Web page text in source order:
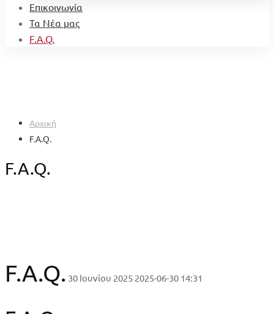
Επικοινωνία
Τα Νέα μας
F.A.Q.
Αρχική
F.A.Q.
F.A.Q.
F.A.Q. 30 Ιουνίου 2025 2025-06-30 14:31